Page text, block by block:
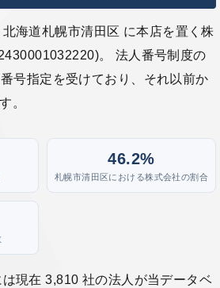
海道札幌市清田区 に本店を置く株
。 法人番号制度の
号指定を受けており、それ以前か
。
46.2%
札幌市清田区における株式会社の割合
現在 3,810 社の法人が当データベ